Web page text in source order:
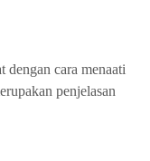
dengan cara menaati
penjelasan